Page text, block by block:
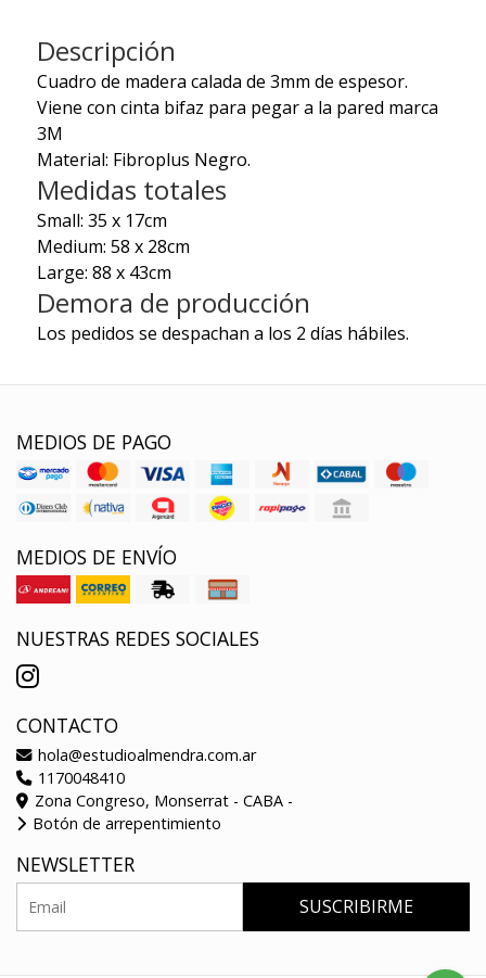
Descripción
Cuadro de madera calada de 3mm de espesor.
Viene con cinta bifaz para pegar a la pared marca
3M
Material: Fibroplus Negro.
Medidas totales
Small: 35 x 17cm
Medium: 58 x 28cm
Large: 88 x 43cm
Demora de producción
Los pedidos se despachan a los 2 días hábiles.
MEDIOS DE PAGO
MEDIOS DE ENVÍO
NUESTRAS REDES SOCIALES
CONTACTO
hola@estudioalmendra.com.ar
1170048410
Zona Congreso, Monserrat - CABA -
Botón de arrepentimiento
NEWSLETTER
SUSCRIBIRME